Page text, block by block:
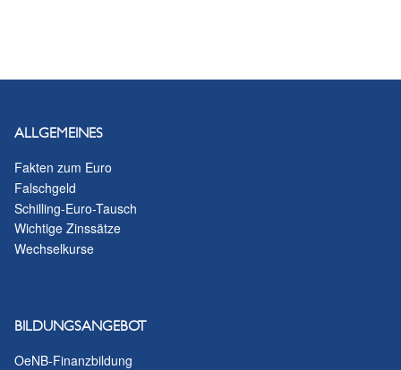
ALLGEMEINES
Fakten zum Euro
Falschgeld
Schilling-Euro-Tausch
Wichtige Zinssätze
Wechselkurse
BILDUNGSANGEBOT
OeNB-Finanzbildung